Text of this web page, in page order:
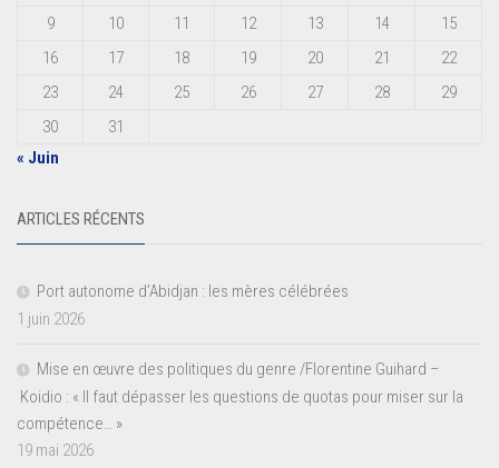
9
10 11 12 13 14
15
16
17 18 19 20 21
22
23
24 25 26 27 28
29
30
31
« Juin
ARTICLES RÉCENTS
Port autonome d’Abidjan : les mères célébrées
1 juin 2026
Mise en œuvre des politiques du genre /Florentine Guihard –
Koidio : « Il faut dépasser les questions de quotas pour miser sur la
compétence… »
19 mai 2026